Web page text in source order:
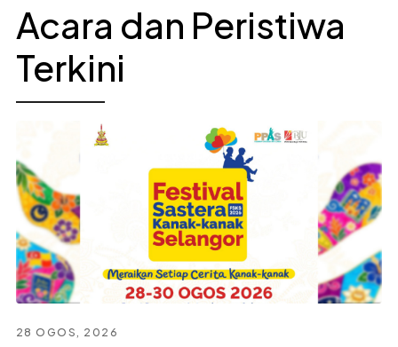
Acara dan Peristiwa
Terkini
28 OGOS, 2026